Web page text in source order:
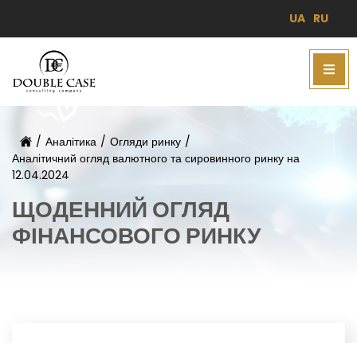
UA RU
/ Аналітика / Огляди ринку /
Аналітичний огляд валютного та сировинного ринку на
12.04.2024
ЩОДЕННИЙ ОГЛЯД
ФІНАНСОВОГО РИНКУ